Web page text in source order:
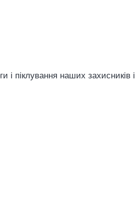
піклування наших захисників і